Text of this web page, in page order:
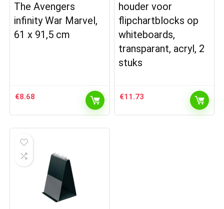
The Avengers
infinity War Marvel,
61 x 91,5 cm
€8.68
houder voor
flipchartblocks op
whiteboards,
transparant, acryl, 2
stuks
€11.73